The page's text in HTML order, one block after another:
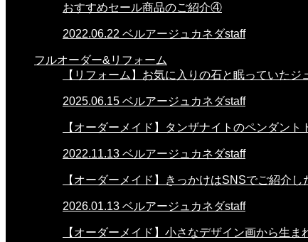
おすすめセール商品のご紹介④
2022.06.22 ベルアージュカネダstaff
フルオーダー&リフォーム
【リフォーム】お気に入りの石と眠っていた
2025.06.15 ベルアージュカネダstaff
【オーダーメイド】タンザナイトのペンダント
2022.11.13 ベルアージュカネダstaff
【オーダーメイド】きっかけはSNSでご紹介し
2026.01.13 ベルアージュカネダstaff
【オーダーメイド】小さなデザイン画から生